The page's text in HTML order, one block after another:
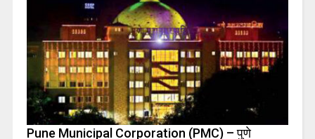
Pune Municipal Corporation (PMC) – पुणे